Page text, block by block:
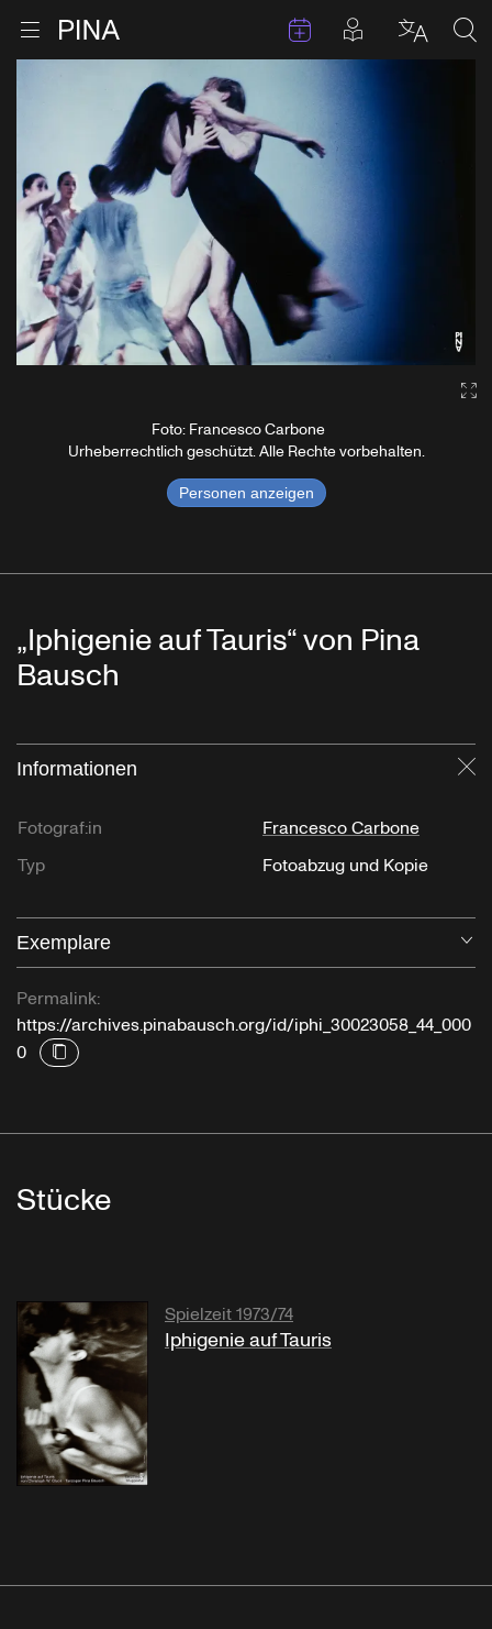
Menu öffnen TermineBeiträge in
Foto: Francesco Carbone
Urheberrechtlich geschützt. Alle Rechte vorbehalten.
Personen anzeigen
„Iphigenie auf Tauris“ von Pina
Bausch
Informationen
Fotograf:in
Francesco Carbone
Typ
Fotoabzug und Kopie
Exemplare
Permalink:
https://archives.pinabausch.org/id/iphi_30023058_44_000
0
Stücke
Spielzeit 1973/74
Iphigenie auf Tauris